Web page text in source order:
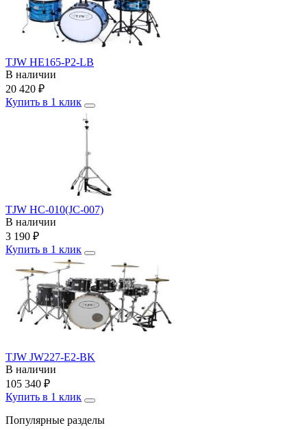
TJW HE165-P2-LB
В наличии
20 420 ₽
Купить в 1 клик
TJW HC-010(JC-007)
В наличии
3 190 ₽
Купить в 1 клик
TJW JW227-E2-BK
В наличии
105 340 ₽
Купить в 1 клик
Популярные разделы